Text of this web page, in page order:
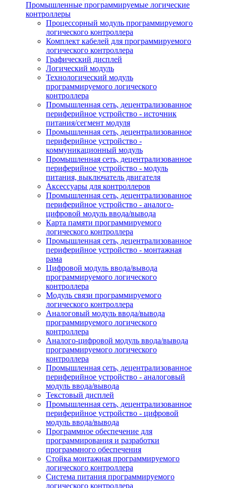
Промышленные программируемые логические
контроллеры
Процессорный модуль программируемого
логического контроллера
Комплект кабелей для программируемого
логического контроллера
Графический дисплей
Логический модуль
Технологический модуль
программируемого логического
контроллера
Промышленная сеть, децентрализованное
периферийное устройство - источник
питания/сегмент модуля
Промышленная сеть, децентрализованное
периферийное устройство -
коммуникационный модуль
Промышленная сеть, децентрализованное
периферийное устройство - модуль
питания, выключатель двигателя
Аксессуары для контроллеров
Промышленная сеть, децентрализованное
периферийное устройство - аналого-
цифровой модуль ввода/вывода
Карта памяти программируемого
логического контроллера
Промышленная сеть, децентрализованное
периферийное устройство - монтажная
рама
Цифровой модуль ввода/вывода
программируемого логического
контроллера
Модуль связи программируемого
логического контроллера
Аналоговый модуль ввода/вывода
программируемого логического
контроллера
Аналого-цифровой модуль ввода/вывода
программируемого логического
контроллера
Промышленная сеть, децентрализованное
периферийное устройство - аналоговый
модуль ввода/вывода
Текстовый дисплей
Промышленная сеть, децентрализованное
периферийное устройство - цифровой
модуль ввода/вывода
Программное обеспечение для
программирования и разработки
программного обеспечения
Стойка монтажная программируемого
логического контроллера
Система питания программируемого
логического контроллера